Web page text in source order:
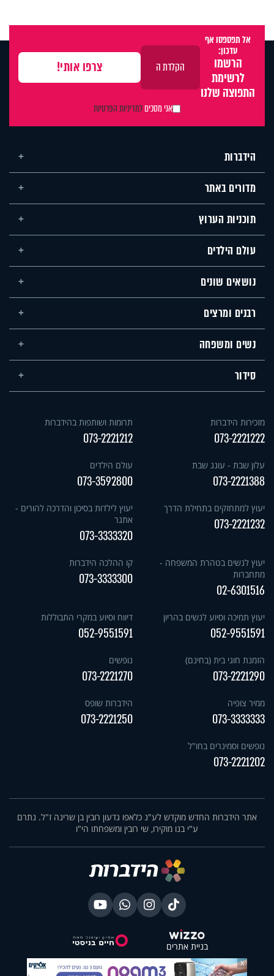
אל תפספסו אף
עדכון:
הרשמו
לרשימת
התפוצה שלנו
אני מסכיםלמדיניות הפרטיות
הידברות
מדורים באתר
תוכניות הערוץ
עולם הילדים
נושאים שונים
רבנים ומרצים
נשים ומשפחה
סידור
מזכירות הידברות
073-2221222
תרומות ושותפות בהידברות
073-2221212
עלון שבת - עונג שבת
073-2221388
עולם הילדים
073-3592800
יעוץ למתחזקים בתחילת הדרך
073-2221232
יעוץ לילדות בסיכון והדרכה להורים -
אתגר
073-3333320
יעוץ לנשים בטהרת המשפחה -
מתחברות
02-6301516
קו ההלכה הידברות
073-3333300
יעוץ תמיכה וסיוע לנשים בהריון
052-9551591
דיווח וסיוע במקרי התבוללות
052-9551591
הזמנת חוגי בית (בחינם)
073-2221290
נופשים
073-2221270
ממיר צופיה
073-3333333
הידברות שופס
073-2221250
נופשים וסמינרים בחו"ל
073-2221202
אתר הידברות החדש מוקדש לע"נ כלאפו גדעון רובין בן שרינה ז"ל. נתרם
ע"י בנו מוקירו, שי רובין ומשפחתו הי"ו
בניית אתרים
X